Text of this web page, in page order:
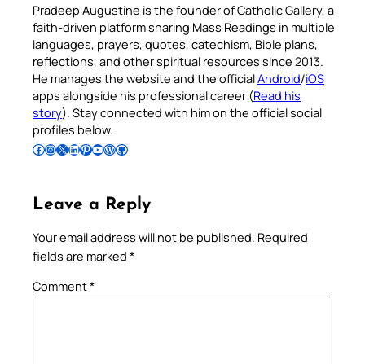
Pradeep Augustine is the founder of Catholic Gallery, a
faith-driven platform sharing Mass Readings in multiple
languages, prayers, quotes, catechism, Bible plans,
reflections, and other spiritual resources since 2013.
He manages the website and the officialAndroid/iOS
apps alongside his professional career (Read his
story). Stay connected with him on the official social
profiles below.
Follow Pradeep on Facebook Follow Pradeep on InstagramFollow Pradeep on X Follow Pradeep on LinkedIn Follow Pradeep on Pinterest Subscribe to Pradeep’s Youtube Channel Follow Pradeep on WordPress Follow Pradeep on GitHub
Leave a Reply
Your email address will not be published. Required
fields are marked *
Comment*